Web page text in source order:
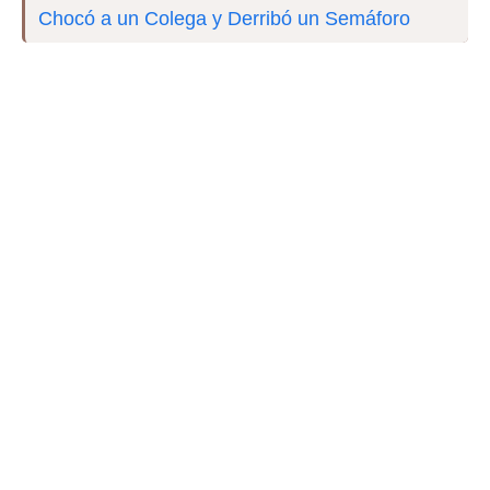
Chocó a un Colega y Derribó un Semáforo